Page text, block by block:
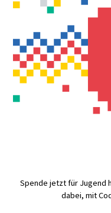
Spende jetzt für Jugend
dabei, mit